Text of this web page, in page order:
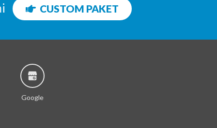
CUSTOM PAKET
Google